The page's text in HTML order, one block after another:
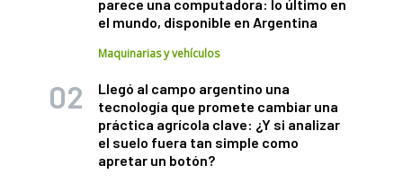
parece una computadora: lo último en
el mundo, disponible en Argentina
Maquinarias y vehículos
Llegó al campo argentino una
tecnología que promete cambiar una
práctica agrícola clave: ¿Y si analizar
el suelo fuera tan simple como
apretar un botón?